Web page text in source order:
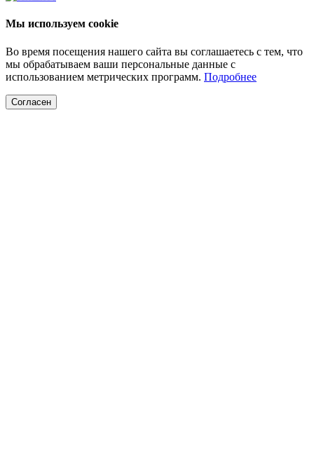
Мы используем cookie
Во время посещения нашего сайта вы соглашаетесь с тем, что
мы обрабатываем ваши персональные данные с
использованием метрических программ. Подробнее
Согласен